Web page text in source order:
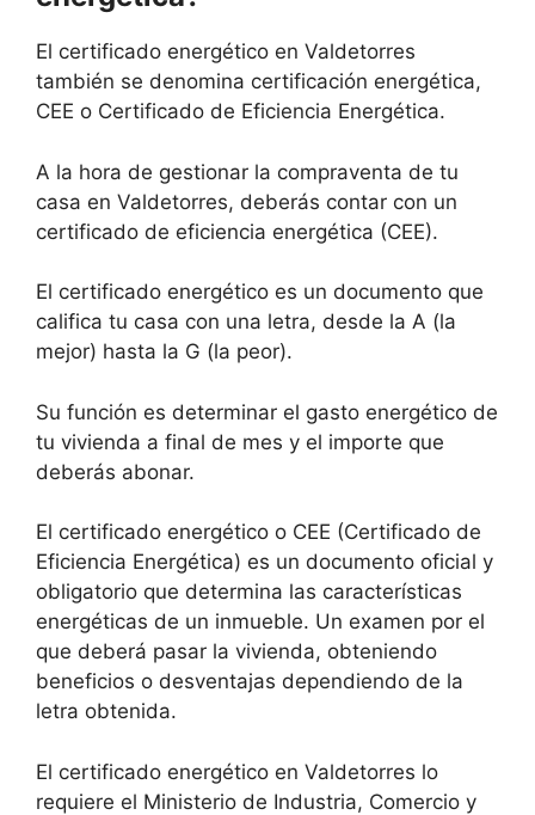
El certificado energético en Valdetorres
también se denomina certificación energética,
CEE o Certificado de Eficiencia Energética.
A la hora de gestionar la compraventa de tu
casa en Valdetorres, deberás contar con un
certificado de eficiencia energética (CEE).
El certificado energético es un documento que
califica tu casa con una letra, desde la A (la
mejor) hasta la G (la peor).
Su función es determinar el gasto energético de
tu vivienda a final de mes y el importe que
deberás abonar.
El certificado energético o CEE (Certificado de
Eficiencia Energética) es un documento oficial y
obligatorio que determina las características
energéticas de un inmueble. Un examen por el
que deberá pasar la vivienda, obteniendo
beneficios o desventajas dependiendo de la
letra obtenida.
El certificado energético en Valdetorres lo
requiere el Ministerio de Industria, Comercio y